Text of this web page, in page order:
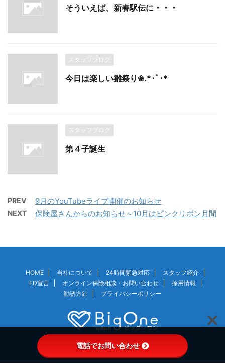
そういえば、新春駅伝に・・・
スタッフブログ
今日は楽しい雛祭り❀.*･ﾟ･*
スタッフブログ
第４子誕生
PREV 9月のYouTubeライブ開催のお知らせ
NEXT 保険屋さんからのお知らせ～10月はピンクリボン月間
HOME 当社について 24時間緊急対応
スタッフ紹介
FD宣言
オンライン保険相談・お問い合わせ
採用情報
勧誘方針
プライバシーポリシー
© 2026 BigOne
電話でお問い合わせ